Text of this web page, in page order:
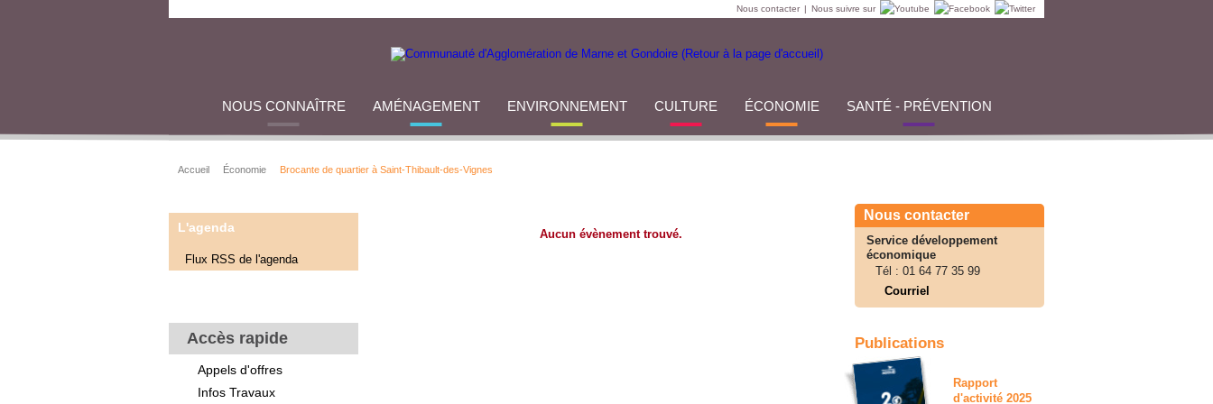
Nous contacter | Nous suivre sur
NOUS CONNAÎTRE AMÉNAGEMENT ENVIRONNEMENT CULTURE ÉCONOMIE SANTÉ - PRÉVENTION
Accueil Économie Brocante de quartier à Saint-Thibault-des-Vignes
L'agenda
Flux RSS de l'agenda
Accès rapide
Appels d'offres
Infos Travaux
Aucun évènement trouvé.
Nous contacter
Service développement
économique
Tél : 01 64 77 35 99
Courriel
Publications
Rapport
d'activité 2025